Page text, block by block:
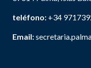
teléfono: +34
Email: